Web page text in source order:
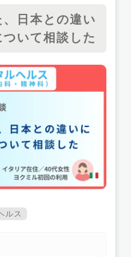
日本との違い
いて相談した
ルス